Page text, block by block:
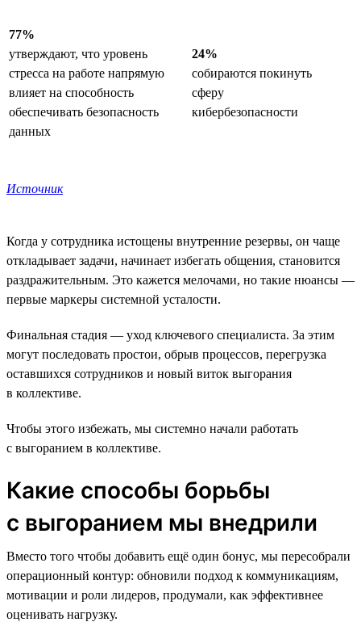
77%
утверждают, что уровень
стресса на работе напрямую
влияет на способность
обеспечивать безопасность
данных
24%
собираются покинуть
сферу
кибербезопасности
Источник
Когда у сотрудника истощены внутренние резервы, он чаще
откладывает задачи, начинает избегать общения, становится
раздражительным. Это кажется мелочами, но такие нюансы —
первые маркеры системной усталости.
Финальная стадия — уход ключевого специалиста. За этим
могут последовать простои, обрыв процессов, перегрузка
оставшихся сотрудников и новый виток выгорания
в коллективе.
Чтобы этого избежать, мы системно начали работать
с выгоранием в коллективе.
Какие способы борьбы
с выгоранием мы внедрили
Вместо того чтобы добавить ещё один бонус, мы пересобрали
операционный контур: обновили подход к коммуникациям,
мотивации и роли лидеров, продумали, как эффективнее
оценивать нагрузку.